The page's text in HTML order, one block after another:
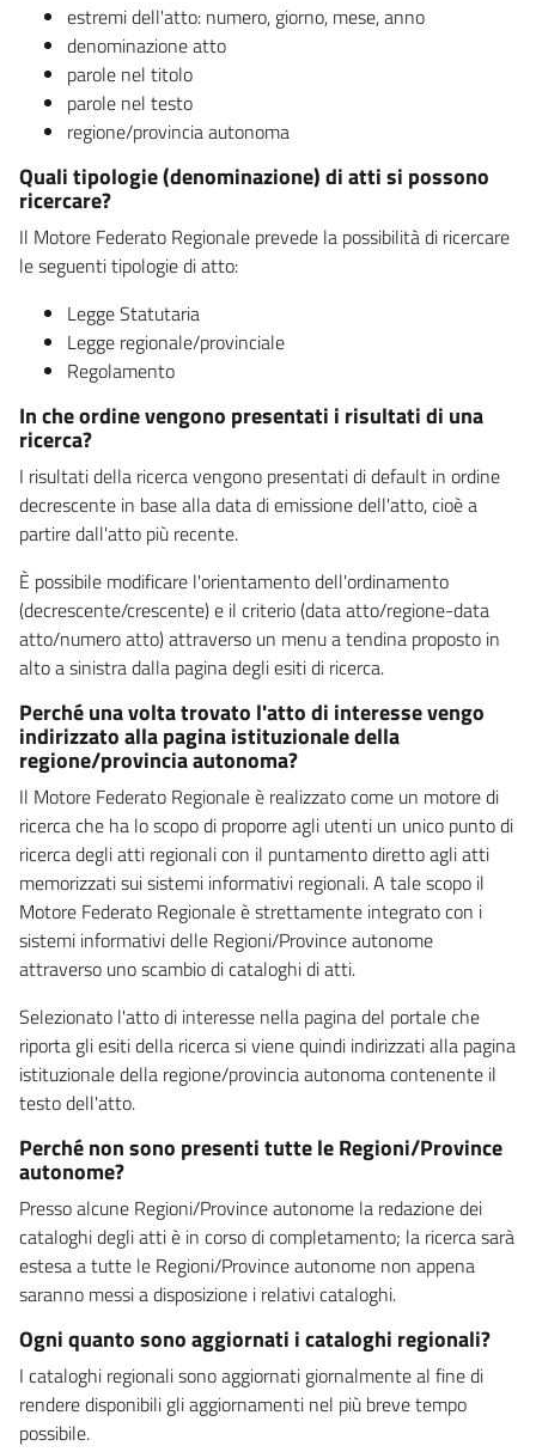
estremi dell'atto: numero, giorno, mese, anno
denominazione atto
parole nel titolo
parole nel testo
regione/provincia autonoma
Quali tipologie (denominazione) di atti si possono
ricercare?
Il Motore Federato Regionale prevede la possibilità di ricercare
le seguenti tipologie di atto:
Legge Statutaria
Legge regionale/provinciale
Regolamento
In che ordine vengono presentati i risultati di una
ricerca?
I risultati della ricerca vengono presentati di default in ordine
decrescente in base alla data di emissione dell'atto, cioè a
partire dall'atto più recente.
È possibile modificare l'orientamento dell'ordinamento
(decrescente/crescente) e il criterio (data atto/regione-data
atto/numero atto) attraverso un menu a tendina proposto in
alto a sinistra dalla pagina degli esiti di ricerca.
Perché una volta trovato l'atto di interesse vengo
indirizzato alla pagina istituzionale della
regione/provincia autonoma?
Il Motore Federato Regionale è realizzato come un motore di
ricerca che ha lo scopo di proporre agli utenti un unico punto di
ricerca degli atti regionali con il puntamento diretto agli atti
memorizzati sui sistemi informativi regionali. A tale scopo il
Motore Federato Regionale è strettamente integrato con i
sistemi informativi delle Regioni/Province autonome
attraverso uno scambio di cataloghi di atti.
Selezionato l'atto di interesse nella pagina del portale che
riporta gli esiti della ricerca si viene quindi indirizzati alla pagina
istituzionale della regione/provincia autonoma contenente il
testo dell'atto.
Perché non sono presenti tutte le Regioni/Province
autonome?
Presso alcune Regioni/Province autonome la redazione dei
cataloghi degli atti è in corso di completamento; la ricerca sarà
estesa a tutte le Regioni/Province autonome non appena
saranno messi a disposizione i relativi cataloghi.
Ogni quanto sono aggiornati i cataloghi regionali?
I cataloghi regionali sono aggiornati giornalmente al fine di
rendere disponibili gli aggiornamenti nel più breve tempo
possibile.